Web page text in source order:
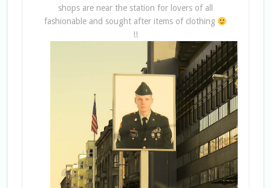
shops are near the station for lovers of all
fashionable and sought after items of clothing
!!